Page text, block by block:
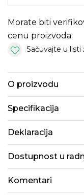
Morate biti
cenu proizvoda
Sačuvajte u listi
O proizvodu
Specifikacija
Deklaracija
Dostupnost u
Komentari